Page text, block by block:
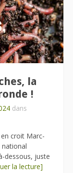
la
!
dans
croit Marc-
national
dessous, juste
la lecture]